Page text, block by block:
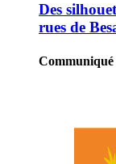
Des
rues de
Communiqué